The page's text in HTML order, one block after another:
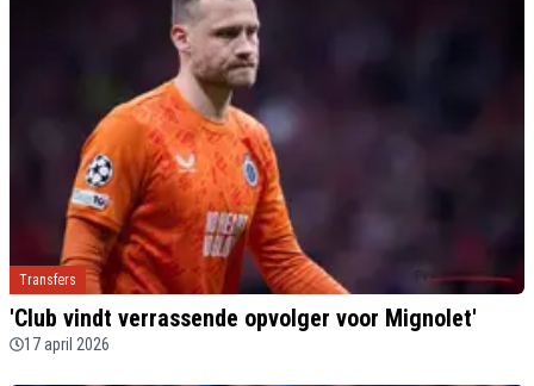
Transfers
'Club vindt verrassende opvolger voor Mignolet'
17 april 2026